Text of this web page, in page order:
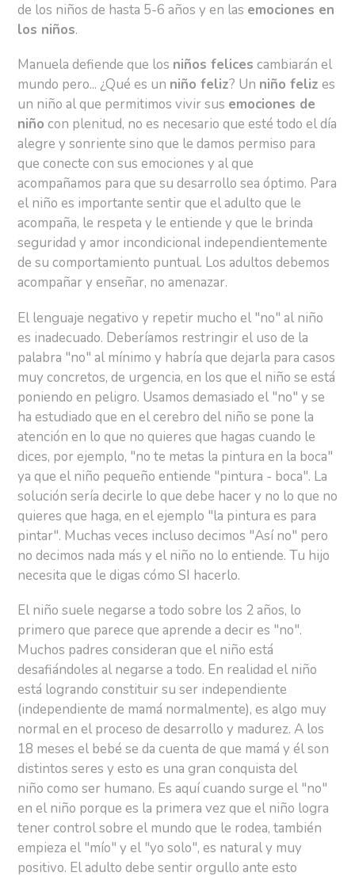
de los niños de hasta 5-6 años y en las emociones en
los niños.
Manuela defiende que los niños felices cambiarán el
mundo pero... ¿Qué es un niño feliz? Un niño feliz es
un niño al que permitimos vivir sus emociones de
niño con plenitud, no es necesario que esté todo el día
alegre y sonriente sino que le damos permiso para
que conecte con sus emociones y al que
acompañamos para que su desarrollo sea óptimo. Para
el niño es importante sentir que el adulto que le
acompaña, le respeta y le entiende y que le brinda
seguridad y amor incondicional independientemente
de su comportamiento puntual. Los adultos debemos
acompañar y enseñar, no amenazar.
El lenguaje negativo y repetir mucho el "no" al niño
es inadecuado. Deberíamos restringir el uso de la
palabra "no" al mínimo y habría que dejarla para casos
muy concretos, de urgencia, en los que el niño se está
poniendo en peligro. Usamos demasiado el "no" y se
ha estudiado que en el cerebro del niño se pone la
atención en lo que no quieres que hagas cuando le
dices, por ejemplo, "no te metas la pintura en la boca"
ya que el niño pequeño entiende "pintura - boca". La
solución sería decirle lo que debe hacer y no lo que no
quieres que haga, en el ejemplo "la pintura es para
pintar". Muchas veces incluso decimos "Así no" pero
no decimos nada más y el niño no lo entiende. Tu hijo
necesita que le digas cómo SI hacerlo.
El niño suele negarse a todo sobre los 2 años, lo
primero que parece que aprende a decir es "no".
Muchos padres consideran que el niño está
desafiándoles al negarse a todo. En realidad el niño
está logrando constituir su ser independiente
(independiente de mamá normalmente), es algo muy
normal en el proceso de desarrollo y madurez. A los
18 meses el bebé se da cuenta de que mamá y él son
distintos seres y esto es una gran conquista del
niño como ser humano. Es aquí cuando surge el "no"
en el niño porque es la primera vez que el niño logra
tener control sobre el mundo que le rodea, también
empieza el "mío" y el "yo solo", es natural y muy
positivo. El adulto debe sentir orgullo ante esto